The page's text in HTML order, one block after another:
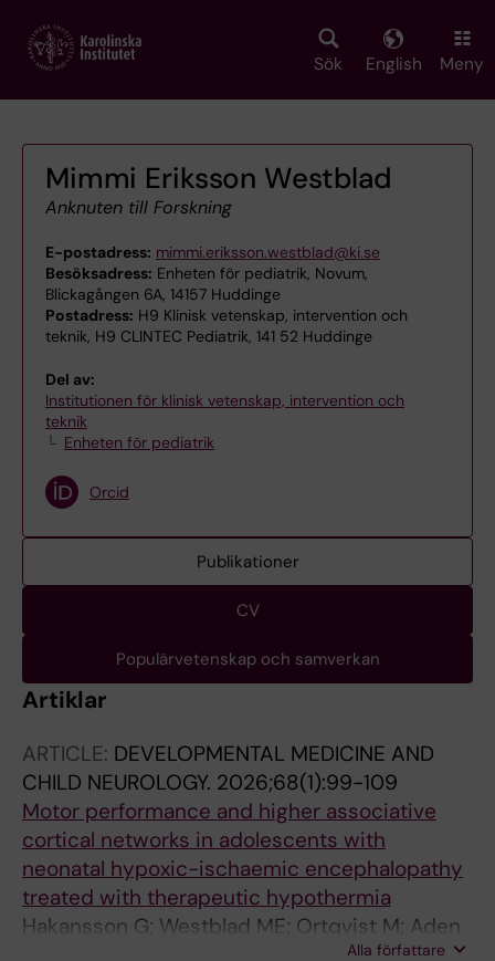
main
Sök English Meny
Mimmi Eriksson Westblad
Anknuten till Forskning
E-postadress: mimmi.eriksson.westblad@ki.se
Besöksadress: Enheten för pediatrik, Novum,
Blickagången 6A, 14157 Huddinge
Postadress: H9 Klinisk vetenskap, intervention och
teknik, H9 CLINTEC Pediatrik, 141 52 Huddinge
Del av:
Institutionen för klinisk vetenskap, intervention och
teknik
Enheten för pediatrik
Orcid
Publikationer
CV
Populärvetenskap och samverkan
Artiklar
ARTICLE: DEVELOPMENTAL MEDICINE AND
CHILD NEUROLOGY. 2026;68(1):99-109
Motor performance and higher associative
cortical networks in adolescents with
neonatal hypoxic-ischaemic encephalopathy
treated with therapeutic hypothermia
Hakansson G; Westblad ME; Ortqvist M; Aden
Alla författare